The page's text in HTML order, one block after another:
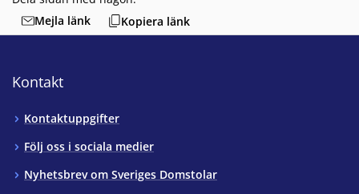
Mejla länk
Kopiera länk
Kontakt
Kontaktuppgifter
Följ oss i sociala medier
Nyhetsbrev om Sveriges Domstolar